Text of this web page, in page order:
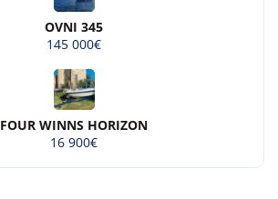
OVNI 345
145 000€
FOUR WINNS HORIZON
16 900€